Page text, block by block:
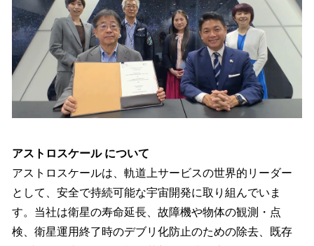
アストロスケール について
アストロスケールは、軌道上サービスの世界的リーダー
として、安全で持続可能な宇宙開発に取り組んでいま
す。当社は衛星の寿命延長、故障機や物体の観測・点
検、衛星運用終了時のデブリ化防止のための除去、既存